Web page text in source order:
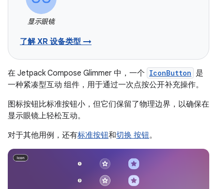
显示眼镜
了解 XR 设备类型 →
在 Jetpack Compose Glimmer 中，一个 IconButton 是
一种紧凑型互动 组件，用于通过一次点按公开补充操作。
图标按钮比标准按钮小，但它们保留了物理边界，以确保在
显示眼镜上轻松互动。
对于其他用例，还有标准按钮和切换 按钮。